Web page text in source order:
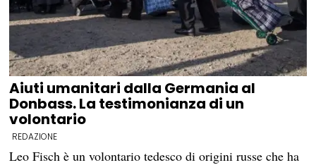
Aiuti umanitari dalla Germania al
Donbass. La testimonianza di un
volontario
REDAZIONE
Leo Fisch è un volontario tedesco di origini russe che ha